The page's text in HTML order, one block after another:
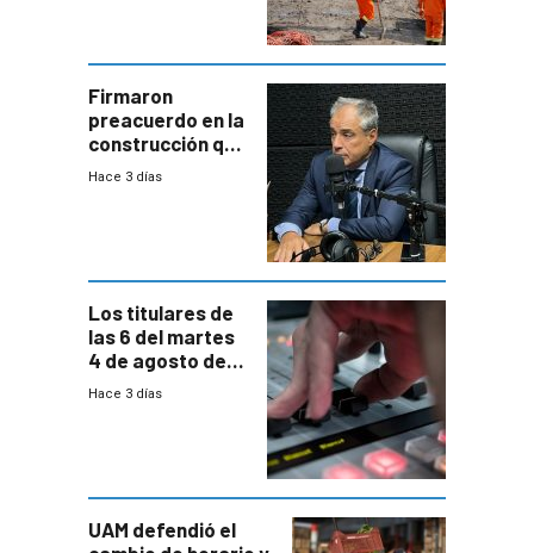
a revisar
proyectos
Firmaron
preacuerdo en la
construcción que
comprende
Hace 3 días
Los titulares de
las 6 del martes
4 de agosto de
2026
Hace 3 días
UAM defendió el